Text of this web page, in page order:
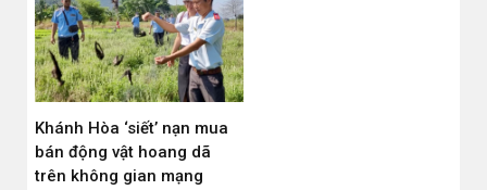
Khánh Hòa ‘siết’ nạn mua
bán động vật hoang dã
trên không gian mạng